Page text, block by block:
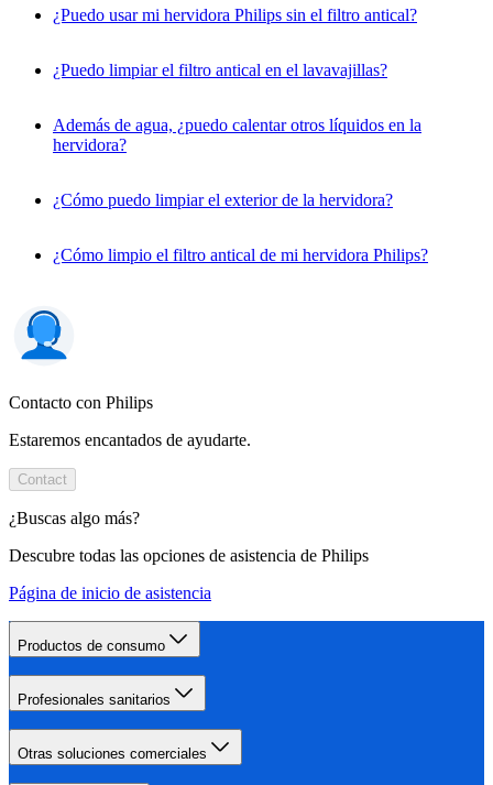
¿Puedo usar mi hervidora Philips sin el filtro antical?
¿Puedo limpiar el filtro antical en el lavavajillas?
Además de agua, ¿puedo calentar otros líquidos en la
hervidora?
¿Cómo puedo limpiar el exterior de la hervidora?
¿Cómo limpio el filtro antical de mi hervidora Philips?
Contacto con Philips
Estaremos encantados de ayudarte.
Contact
¿Buscas algo más?
Descubre todas las opciones de asistencia de Philips
Página de inicio de asistencia
Productos de consumo
Profesionales sanitarios
Otras soluciones comerciales